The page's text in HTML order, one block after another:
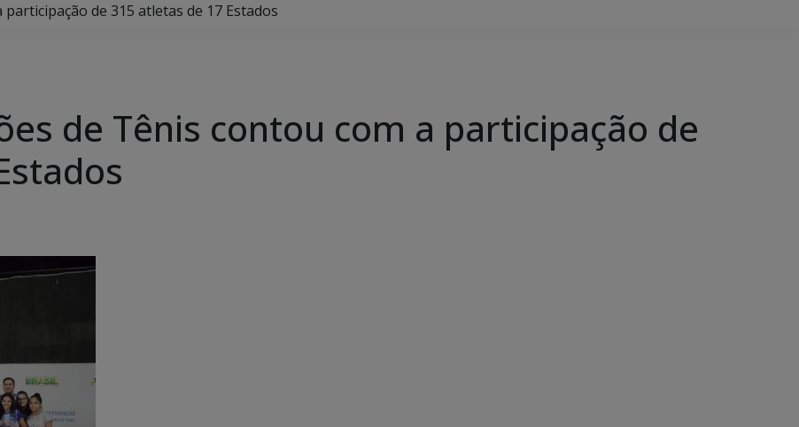
de 315 atletas de 17 Estados
de Tênis contou com a participação de